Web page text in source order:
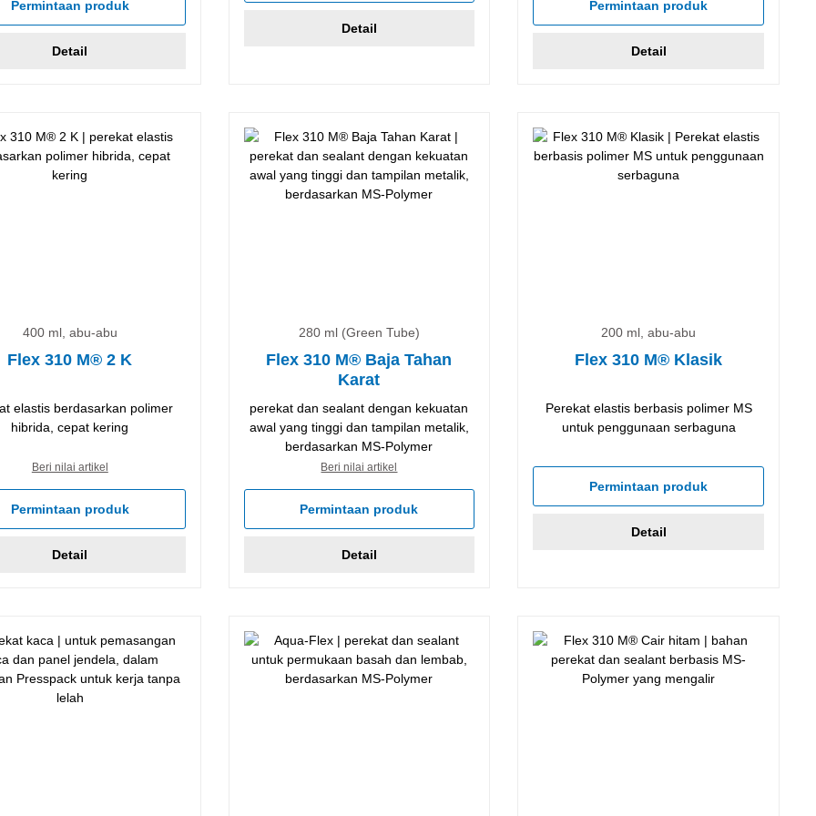
Permintaan produk
Detail
Detail
Permintaan produk
Detail
400 ml, abu-abu
Flex 310 M® 2 K
elastis berdasarkan polimer
hibrida, cepat kering
Beri nilai artikel
Permintaan produk
Detail
280 ml (Green Tube)
Flex 310 M® Baja Tahan
Karat
perekat dan sealant dengan kekuatan
awal yang tinggi dan tampilan metalik,
berdasarkan MS-Polymer
Beri nilai artikel
Permintaan produk
Detail
200 ml, abu-abu
Flex 310 M® Klasik
Perekat elastis berbasis polimer MS
untuk penggunaan serbaguna
Permintaan produk
Detail